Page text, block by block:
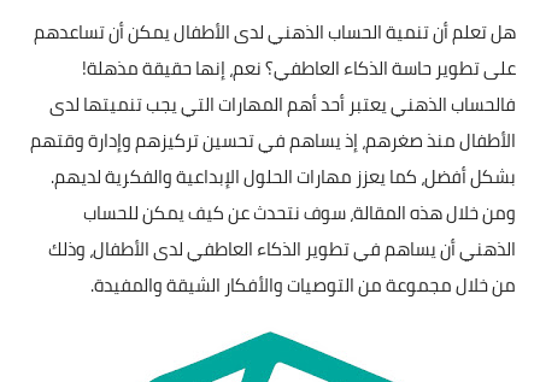
هل تعلم أن تنمية الحساب الذهني لدى الأطفال يمكن أن تساعدهم
على تطوير حاسة الذكاء العاطفي؟ نعم، إنها حقيقة مذهلة!
فالحساب الذهني يعتبر أحد أهم المهارات التي يجب تنميتها لدى
الأطفال منذ صغرهم، إذ يساهم في تحسين تركيزهم وإدارة وقتهم
بشكل أفضل، كما يعزز مهارات الحلول الإبداعية والفكرية لديهم.
ومن خلال هذه المقالة، سوف نتحدث عن كيف يمكن للحساب
الذهني أن يساهم في تطوير الذكاء العاطفي لدى الأطفال، وذلك
من خلال مجموعة من التوصيات والأفكار الشيقة والمفيدة.